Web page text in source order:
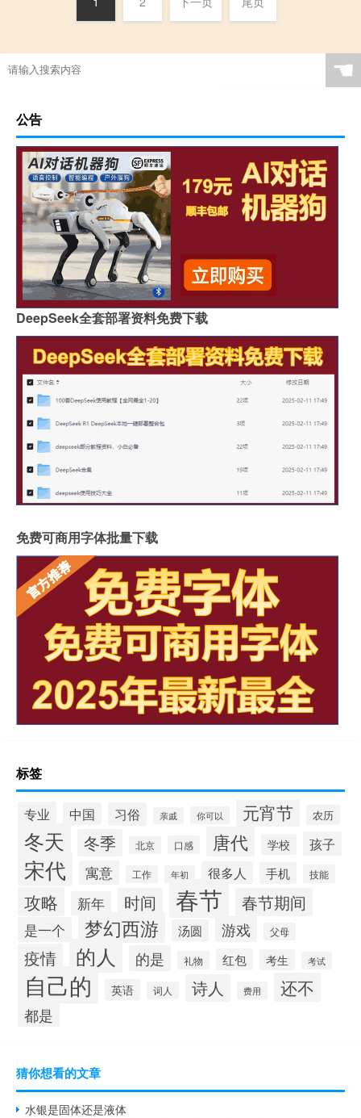
☚
公告
DeepSeek全套部署资料免费下载
免费可商用字体批量下载
标签
专业 中国 习俗 亲戚 你可以 元宵节 农历
冬天 冬季 北京 口感 唐代 学校 孩子
宋代 寓意 工作 年初 很多人 手机 技能
攻略 新年 时间 春节 春节期间
是一个 梦幻西游 汤圆 游戏 父母
疫情 的人 的是 礼物 红包 考生 考试
自己的 英语 词人 诗人 费用 还不
都是
猜你想看的文章
水银是固体还是液体